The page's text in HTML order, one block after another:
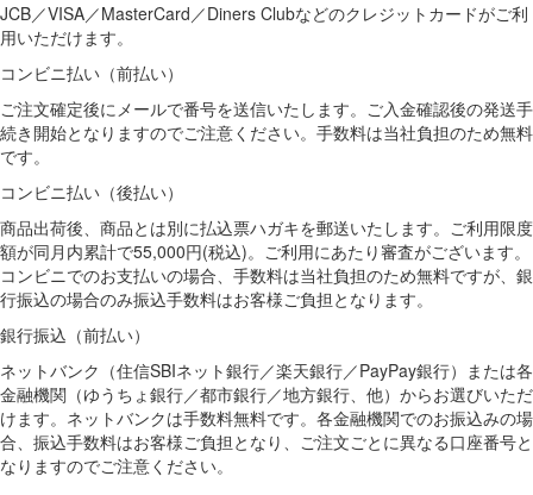
JCB／VISA／MasterCard／Diners Clubなどのクレジットカードがご利
用いただけます。
コンビニ払い（前払い）
ご注文確定後にメールで番号を送信いたします。ご入金確認後の発送手
続き開始となりますのでご注意ください。手数料は当社負担のため無料
です。
コンビニ払い（後払い）
商品出荷後、商品とは別に払込票ハガキを郵送いたします。ご利用限度
額が同月内累計で55,000円(税込)。ご利用にあたり審査がございます。
コンビニでのお支払いの場合、手数料は当社負担のため無料ですが、銀
行振込の場合のみ振込手数料はお客様ご負担となります。
銀行振込（前払い）
ネットバンク（住信SBIネット銀行／楽天銀行／PayPay銀行）または各
金融機関（ゆうちょ銀行／都市銀行／地方銀行、他）からお選びいただ
けます。ネットバンクは手数料無料です。各金融機関でのお振込みの場
合、振込手数料はお客様ご負担となり、ご注文ごとに異なる口座番号と
なりますのでご注意ください。